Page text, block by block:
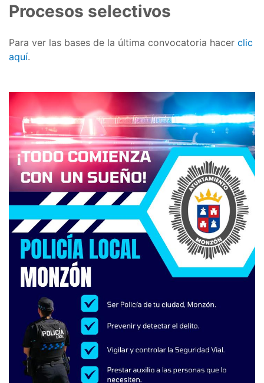
Procesos selectivos
Para ver las bases de la última convocatoria hacer clic
aquí.